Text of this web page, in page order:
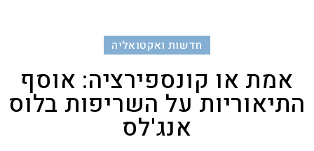
חדשות ואקטואליה
אמת או קונספירציה: אוסף
התיאוריות על השריפות בלוס
אנג'לס